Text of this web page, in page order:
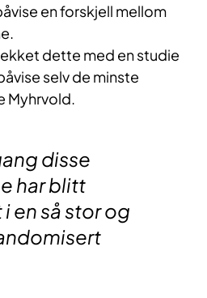
en forskjell mellom
dette med en studie
selv de minste
Myhrvold.
disse
har blitt
en så stor og